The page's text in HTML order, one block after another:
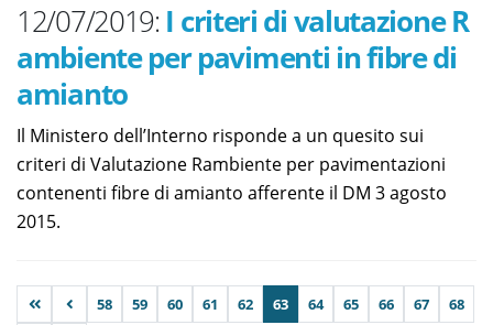
12/07/2019: I criteri di valutazione R
ambiente per pavimenti in fibre di
amianto
Il Ministero dell’Interno risponde a un quesito sui
criteri di Valutazione Rambiente per pavimentazioni
contenenti fibre di amianto afferente il DM 3 agosto
2015.
58 59 60 61 62 63 64 65 66 67 68